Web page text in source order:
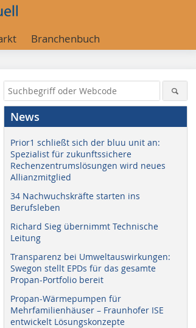
Branchenbuch
News
Prior1 schließt sich der bluu unit an:
Spezialist für zukunftssichere
Rechenzentrumslösungen wird neues
Allianzmitglied
34 Nachwuchskräfte starten ins
Berufsleben
Richard Sieg übernimmt Technische
Leitung
Transparenz bei Umweltauswirkungen:
Swegon stellt EPDs für das gesamte
Propan-Portfolio bereit
Propan-Wärmepumpen für
Mehrfamilienhäuser – Fraunhofer ISE
entwickelt Lösungskonzepte